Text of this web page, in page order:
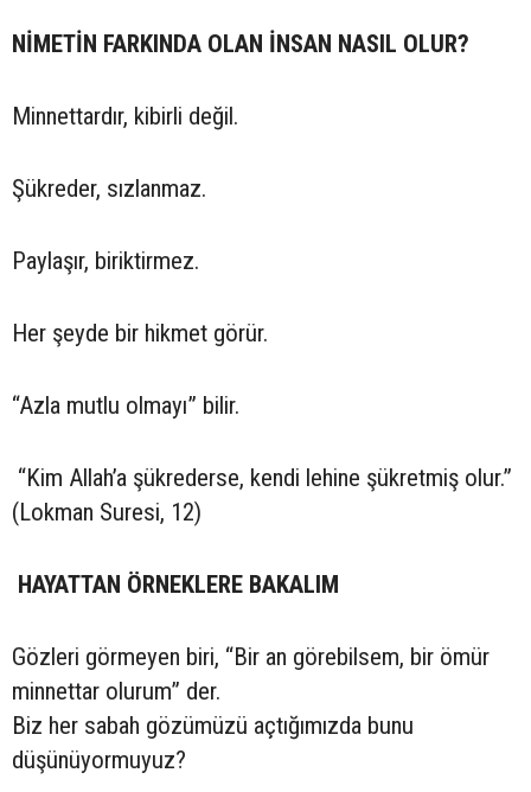
NİMETİN FARKINDA OLAN İNSAN NASIL OLUR?
Minnettardır, kibirli değil.
Şükreder, sızlanmaz.
Paylaşır, biriktirmez.
Her şeyde bir hikmet görür.
“Azla mutlu olmayı” bilir.
“Kim Allah’a şükrederse, kendi lehine şükretmiş olur.”
(Lokman Suresi, 12)
HAYATTAN ÖRNEKLERE BAKALIM
Gözleri görmeyen biri, “Bir an görebilsem, bir ömür
minnettar olurum” der.
Biz her sabah gözümüzü açtığımızda bunu
düşünüyormuyuz?